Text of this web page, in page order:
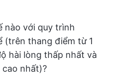
nào với quy trình
(trên thang điểm từ 1
hài lòng thấp nhất và
cao nhất)?